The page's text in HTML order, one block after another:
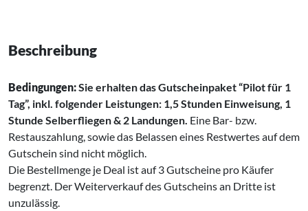
Beschreibung
Bedingungen:Sie erhalten das Gutscheinpaket “Pilot für 1
Tag”, inkl. folgender Leistungen: 1,5 Stunden Einweisung, 1
Stunde Selberfliegen & 2 Landungen. Eine Bar- bzw.
Restauszahlung, sowie das Belassen eines Restwertes auf dem
Gutschein sind nicht möglich.
Die Bestellmenge je Deal ist auf 3 Gutscheine pro Käufer
begrenzt. Der Weiterverkauf des Gutscheins an Dritte ist
unzulässig.